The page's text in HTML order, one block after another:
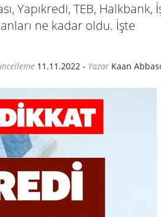
Yapıkredi, TEB, Halkbank,
ne kadar oldu. İşte
11.11.2022- Yazar Kaan